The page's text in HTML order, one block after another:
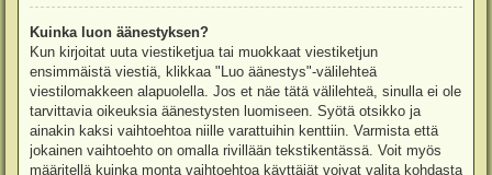
Kuinka luon äänestyksen?
Kun kirjoitat uuta viestiketjua tai muokkaat viestiketjun
ensimmäistä viestiä, klikkaa "Luo äänestys"-välilehteä
viestilomakkeen alapuolella. Jos et näe tätä välilehteä, sinulla ei ole
tarvittavia oikeuksia äänestysten luomiseen. Syötä otsikko ja
ainakin kaksi vaihtoehtoa niille varattuihin kenttiin. Varmista että
jokainen vaihtoehto on omalla rivillään tekstikentässä. Voit myös
määritellä kuinka monta vaihtoehtoa käyttäjät voivat valita kohdasta